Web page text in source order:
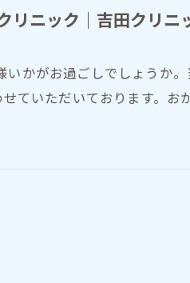
リニック｜吉田クリニ
かがお過ごしでしょうか
ていただいております。お